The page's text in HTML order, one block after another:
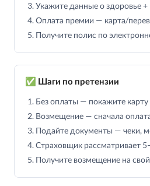
Укажите данные о здоровье
Оплата премии — карта/
Получите полис по
✅ Шаги по претензии
Без оплаты — покажите карту
Возмещение — сначала
Подайте документы — чеки,
Страховщик рассматривает
Получите возмещение на